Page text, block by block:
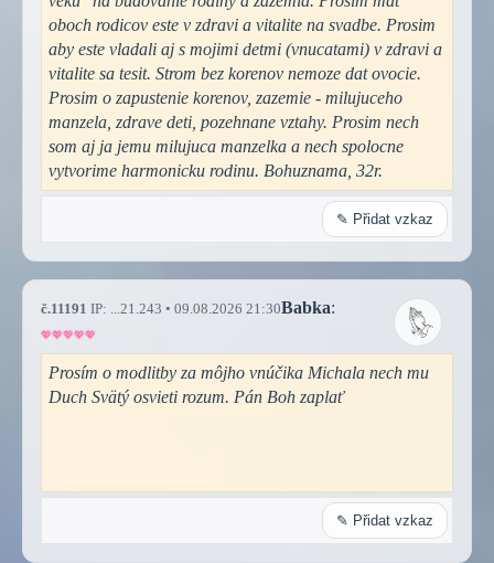
oboch rodicov este v zdravi a vitalite na svadbe. Prosim
aby este vladali aj s mojimi detmi (vnucatami) v zdravi a
vitalite sa tesit. Strom bez korenov nemoze dat ovocie.
Prosim o zapustenie korenov, zazemie - milujuceho
manzela, zdrave deti, pozehnane vztahy. Prosim nech
som aj ja jemu milujuca manzelka a nech spolocne
vytvorime harmonicku rodinu. Bohuznama, 32r.
✎ Přidat vzkaz
č.11191 IP: ...21.243 • 09.08.2026 21:30Babka:
Prosím o modlitby za môjho vnúčika Michala nech mu
Duch Svätý osvieti rozum. Pán Boh zaplať
✎ Přidat vzkaz